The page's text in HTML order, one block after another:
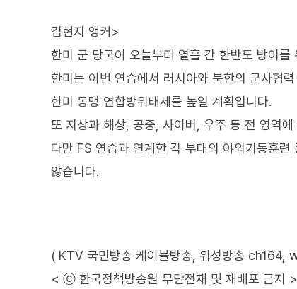
김현지 앵커>
한미 군 당국이 오늘부터 열흘 간 한반도 방어
한미는 이번 연습에서 러시아와 북한의 군사협
한미 동맹 연합방위태세를 높일 계획입니다.
또 지상과 해상, 공중, 사이버, 우주 등 전 영역
다만 FS 연습과 연계한 각 부대의 야외기동훈
않습니다.
( KTV 국민방송 케이블방송, 위성방송 ch164,
< ⓒ 한국정책방송원 무단전재 및 재배포 금지 >